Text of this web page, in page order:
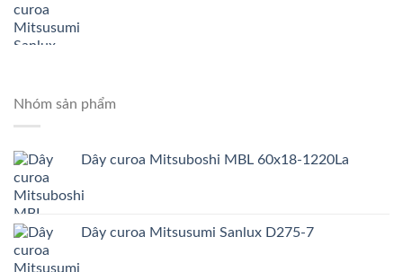
Nhóm sản phẩm
Dây curoa Mitsuboshi MBL 60x18-1220La
Dây curoa Mitsusumi Sanlux D275-7